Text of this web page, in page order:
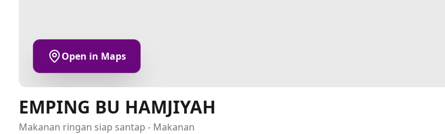
Open in Maps
EMPING BU HAMJIYAH
Makanan ringan siap santap - Makanan